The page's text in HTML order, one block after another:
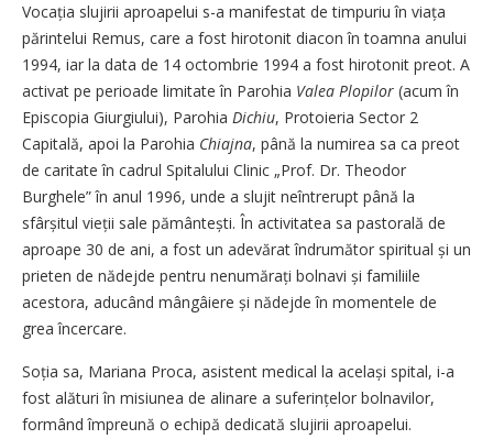
Vocația slujirii aproapelui s-a manifestat de timpuriu în viața
părintelui Remus, care a fost hirotonit diacon în toamna anului
1994, iar la data de 14 octombrie 1994 a fost hirotonit preot. A
activat pe perioade limitate în Parohia Valea Plopilor (acum în
Episcopia Giurgiului), Parohia Dichiu, Protoieria Sector 2
Capitală, apoi la Parohia Chiajna, până la numirea sa ca preot
de caritate în cadrul Spitalului Clinic „Prof. Dr. Theodor
Burghele” în anul 1996, unde a slujit neîntrerupt până la
sfârșitul vieții sale pământești. În activitatea sa pastorală de
aproape 30 de ani, a fost un adevărat îndrumător spiritual și un
prieten de nădejde pentru nenumărați bolnavi și familiile
acestora, aducând mângâiere și nădejde în momentele de
grea încercare.
Soția sa, Mariana Proca, asistent medical la același spital, i-a
fost alături în misiunea de alinare a suferințelor bolnavilor,
formând împreună o echipă dedicată slujirii aproapelui.